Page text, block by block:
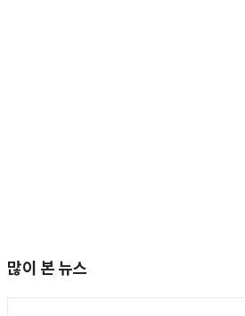
많이 본 뉴스